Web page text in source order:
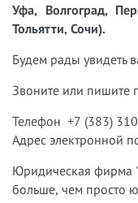
Уфа, Волгоград,
Тольятти, Сочи).
Будем рады увидеть
Звоните или пишите
Телефон +7 (383)
Адрес электронной
Юридическая фирма
больше, чем просто